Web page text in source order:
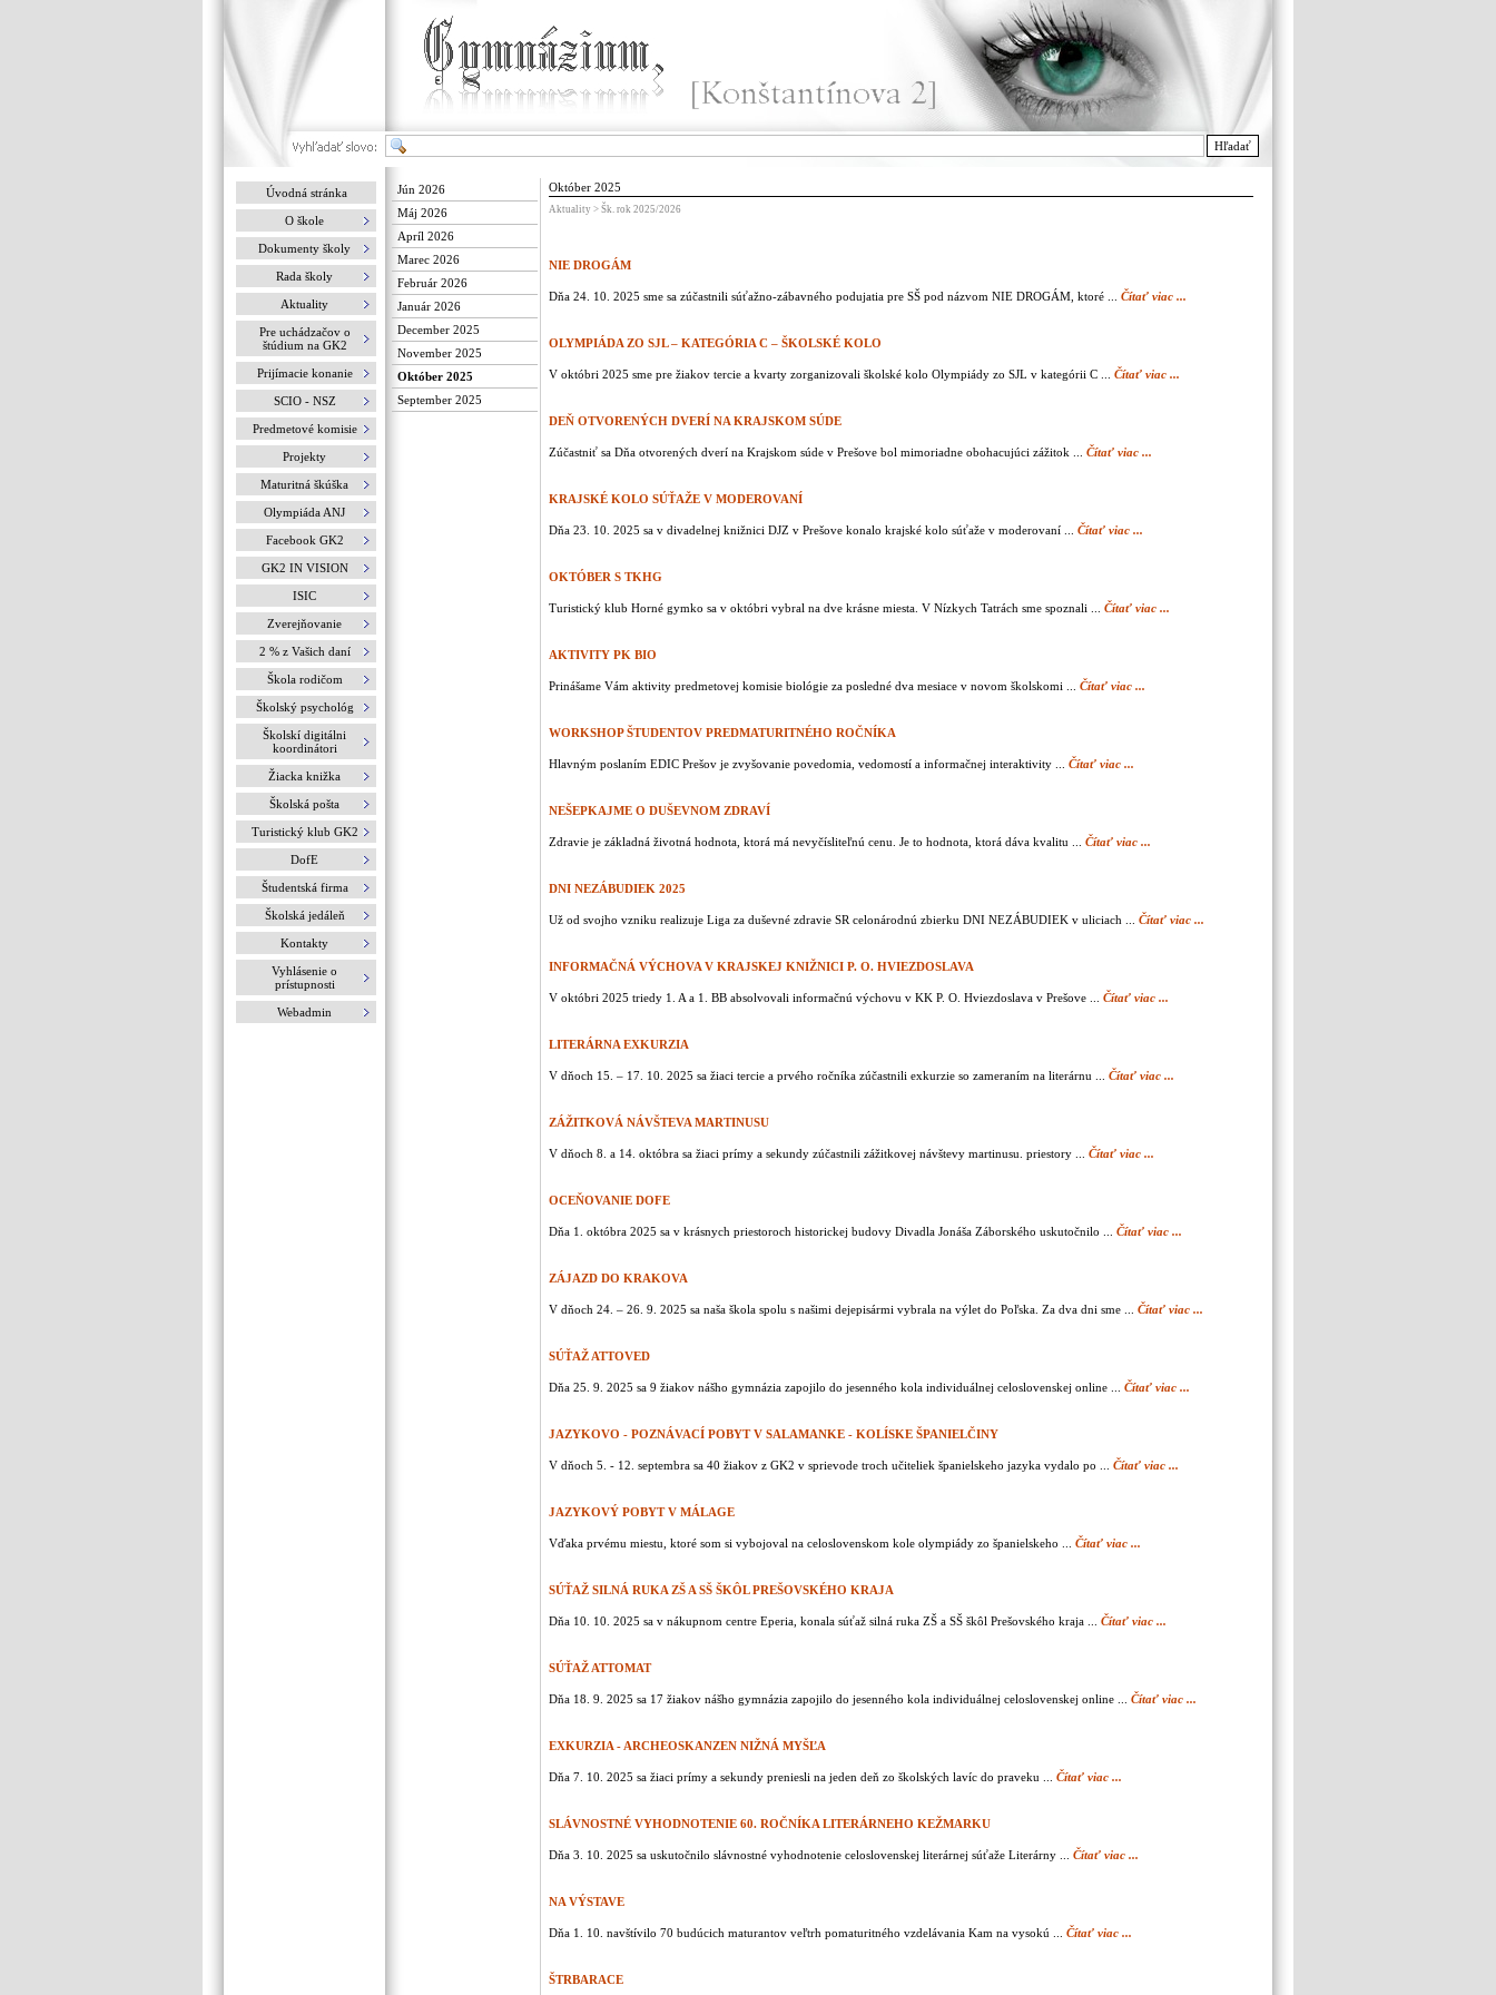
Hľadať
Úvodná stránka
O škole
Dokumenty školy
Rada školy
Aktuality
Pre uchádzačov o
štúdium na GK2
Prijímacie konanie
SCIO - NSZ
Predmetové komisie
Projekty
Maturitná škúška
Olympiáda ANJ
Facebook GK2
GK2 IN VISION
ISIC
Zverejňovanie
2 % z Vašich daní
Škola rodičom
Školský psychológ
Školskí digitálni
koordinátori
Žiacka knižka
Školská pošta
Turistický klub GK2
DofE
Študentská firma
Školská jedáleň
Kontakty
Vyhlásenie o
prístupnosti
Webadmin
Október 2025
Aktuality > Šk. rok 2025/2026
NIE DROGÁM
Dňa 24. 10. 2025 sme sa zúčastnili súťažno-zábavného podujatia pre SŠ pod názvom NIE DROGÁM, ktoré ... Čítať viac ...
OLYMPIÁDA ZO SJL – KATEGÓRIA C – ŠKOLSKÉ KOLO
V októbri 2025 sme pre žiakov tercie a kvarty zorganizovali školské kolo Olympiády zo SJL v kategórii C ... Čítať viac ...
DEŇ OTVORENÝCH DVERÍ NA KRAJSKOM SÚDE
Zúčastniť sa Dňa otvorených dverí na Krajskom súde v Prešove bol mimoriadne obohacujúci zážitok ... Čítať viac ...
KRAJSKÉ KOLO SÚŤAŽE V MODEROVANÍ
Dňa 23. 10. 2025 sa v divadelnej knižnici DJZ v Prešove konalo krajské kolo súťaže v moderovaní ... Čítať viac ...
OKTÓBER S TKHG
Turistický klub Horné gymko sa v októbri vybral na dve krásne miesta. V Nízkych Tatrách sme spoznali ... Čítať viac ...
AKTIVITY PK BIO
Prinášame Vám aktivity predmetovej komisie biológie za posledné dva mesiace v novom školskomi ... Čítať viac ...
WORKSHOP ŠTUDENTOV PREDMATURITNÉHO ROČNÍKA
Hlavným poslaním EDIC Prešov je zvyšovanie povedomia, vedomostí a informačnej interaktivity ... Čítať viac ...
NEŠEPKAJME O DUŠEVNOM ZDRAVÍ
Zdravie je základná životná hodnota, ktorá má nevyčísliteľnú cenu. Je to hodnota, ktorá dáva kvalitu ... Čítať viac ...
DNI NEZÁBUDIEK 2025
Už od svojho vzniku realizuje Liga za duševné zdravie SR celonárodnú zbierku DNI NEZÁBUDIEK v uliciach ... Čítať viac ...
INFORMAČNÁ VÝCHOVA V KRAJSKEJ KNIŽNICI P. O. HVIEZDOSLAVA
V októbri 2025 triedy 1. A a 1. BB absolvovali informačnú výchovu v KK P. O. Hviezdoslava v Prešove ... Čítať viac ...
LITERÁRNA EXKURZIA
V dňoch 15. – 17. 10. 2025 sa žiaci tercie a prvého ročníka zúčastnili exkurzie so zameraním na literárnu ... Čítať viac ...
ZÁŽITKOVÁ NÁVŠTEVA MARTINUSU
V dňoch 8. a 14. októbra sa žiaci prímy a sekundy zúčastnili zážitkovej návštevy martinusu. priestory ... Čítať viac ...
OCEŇOVANIE DOFE
Dňa 1. októbra 2025 sa v krásnych priestoroch historickej budovy Divadla Jonáša Záborského uskutočnilo ... Čítať viac ...
ZÁJAZD DO KRAKOVA
V dňoch 24. – 26. 9. 2025 sa naša škola spolu s našimi dejepisármi vybrala na výlet do Poľska. Za dva dni sme ... Čítať viac ...
SÚŤAŽ ATTOVED
Dňa 25. 9. 2025 sa 9 žiakov nášho gymnázia zapojilo do jesenného kola individuálnej celoslovenskej online ... Čítať viac ...
JAZYKOVO - POZNÁVACÍ POBYT V SALAMANKE - KOLÍSKE ŠPANIELČINY
V dňoch 5. - 12. septembra sa 40 žiakov z GK2 v sprievode troch učiteliek španielskeho jazyka vydalo po ... Čítať viac ...
JAZYKOVÝ POBYT V MÁLAGE
Vďaka prvému miestu, ktoré som si vybojoval na celoslovenskom kole olympiády zo španielskeho ... Čítať viac ...
SÚŤAŽ SILNÁ RUKA ZŠ A SŠ ŠKÔL PREŠOVSKÉHO KRAJA
Dňa 10. 10. 2025 sa v nákupnom centre Eperia, konala súťaž silná ruka ZŠ a SŠ škôl Prešovského kraja ... Čítať viac ...
SÚŤAŽ ATTOMAT
Dňa 18. 9. 2025 sa 17 žiakov nášho gymnázia zapojilo do jesenného kola individuálnej celoslovenskej online ... Čítať viac ...
EXKURZIA - ARCHEOSKANZEN NIŽNÁ MYŠĽA
Dňa 7. 10. 2025 sa žiaci prímy a sekundy preniesli na jeden deň zo školských lavíc do praveku ... Čítať viac ...
SLÁVNOSTNÉ VYHODNOTENIE 60. ROČNÍKA LITERÁRNEHO KEŽMARKU
Dňa 3. 10. 2025 sa uskutočnilo slávnostné vyhodnotenie celoslovenskej literárnej súťaže Literárny ... Čítať viac ...
NA VÝSTAVE
Dňa 1. 10. navštívilo 70 budúcich maturantov veľtrh pomaturitného vzdelávania Kam na vysokú ... Čítať viac ...
ŠTRBARACE
Jún 2026
Máj 2026
Apríl 2026
Marec 2026
Február 2026
Január 2026
December 2025
November 2025
Október 2025
September 2025